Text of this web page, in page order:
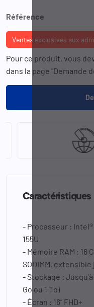
Référence
Ventes exclusives aux
Pour ce produit, vous
dans la page "Demande
Caractéristiques
- Processeur :
155U
- Mémoire RAM : 16
SODIMM, extensible
- Stockage : Jusqu’à
Go ou 1 To)
- Écran : 16” FHD+